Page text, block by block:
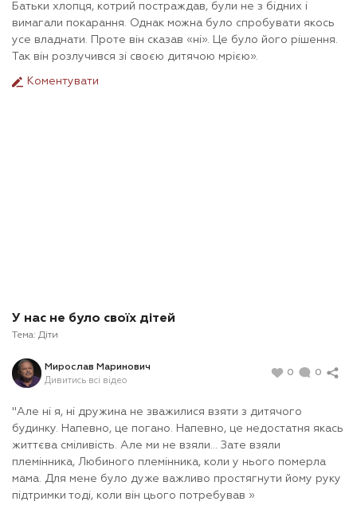
Батьки хлопця, котрий постраждав, були не з бідних і
вимагали покарання. Однак можна було спробувати якось
усе владнати. Проте він сказав «ні». Це було його рішення.
Так він розлучився зі своєю дитячою мрією».
Коментувати
У нас не було своїх дітей
Тема: Діти
Мирослав Маринович
Дивитись всі відео
0 0
"Але ні я, ні дружина не зважилися взяти з дитячого
будинку. Напевно, це погано. Напевно, це недостатня якась
життєва сміливість. Але ми не взяли... Зате взяли
племінника, Любиного племінника, коли у нього померла
мама. Для мене було дуже важливо простягнути йому руку
підтримки тоді, коли він цього потребував »